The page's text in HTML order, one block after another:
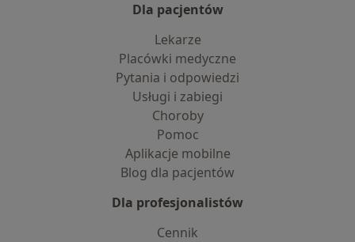
Dla pacjentów
Lekarze
Placówki medyczne
Pytania i odpowiedzi
Usługi i zabiegi
Choroby
Pomoc
Aplikacje mobilne
Blog dla pacjentów
Dla profesjonalistów
Cennik